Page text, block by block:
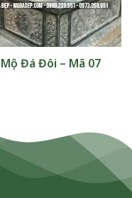
Mộ Đá Đôi – Mã 07